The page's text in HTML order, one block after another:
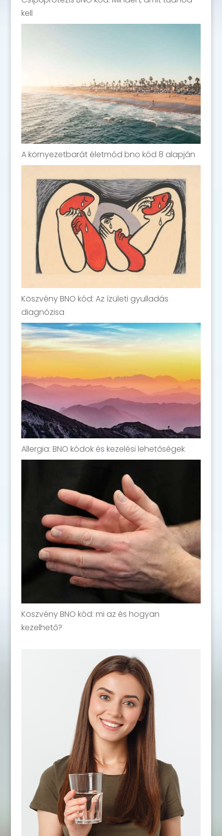
kell
A környezetbarát életmód bno kód 8 alapján
Köszvény BNO kód: Az ízületi gyulladás
diagnózisa
Allergia: BNO kódok és kezelési lehetőségek
Köszvény BNO kód: mi az és hogyan
kezelhető?